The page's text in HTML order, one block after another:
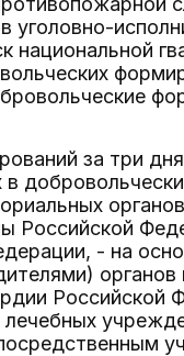
уголовно-
национальной
за три
Российской
- на
органов
Российской